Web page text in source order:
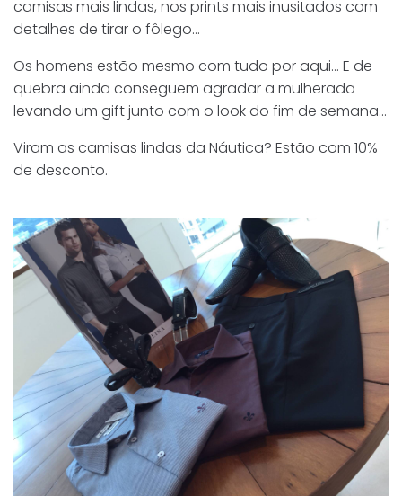
camisas mais lindas, nos prints mais inusitados com
detalhes de tirar o fôlego…
Os homens estão mesmo com tudo por aqui… E de
quebra ainda conseguem agradar a mulherada
levando um gift junto com o look do fim de semana…
Viram as camisas lindas da Náutica? Estão com 10%
de desconto.